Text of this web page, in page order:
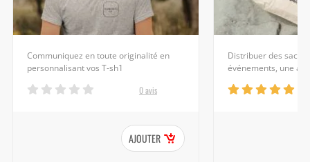
Communiquez en toute originalité en
personnalisant vos T-sh1
0 avis
AJOUTER
Distribuer des sacs
événements, une